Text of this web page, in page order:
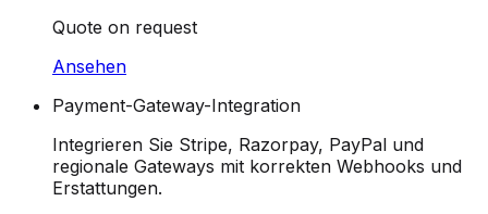
Quote on request
Ansehen
Payment-Gateway-Integration
Integrieren Sie Stripe, Razorpay, PayPal und
regionale Gateways mit korrekten Webhooks und
Erstattungen.